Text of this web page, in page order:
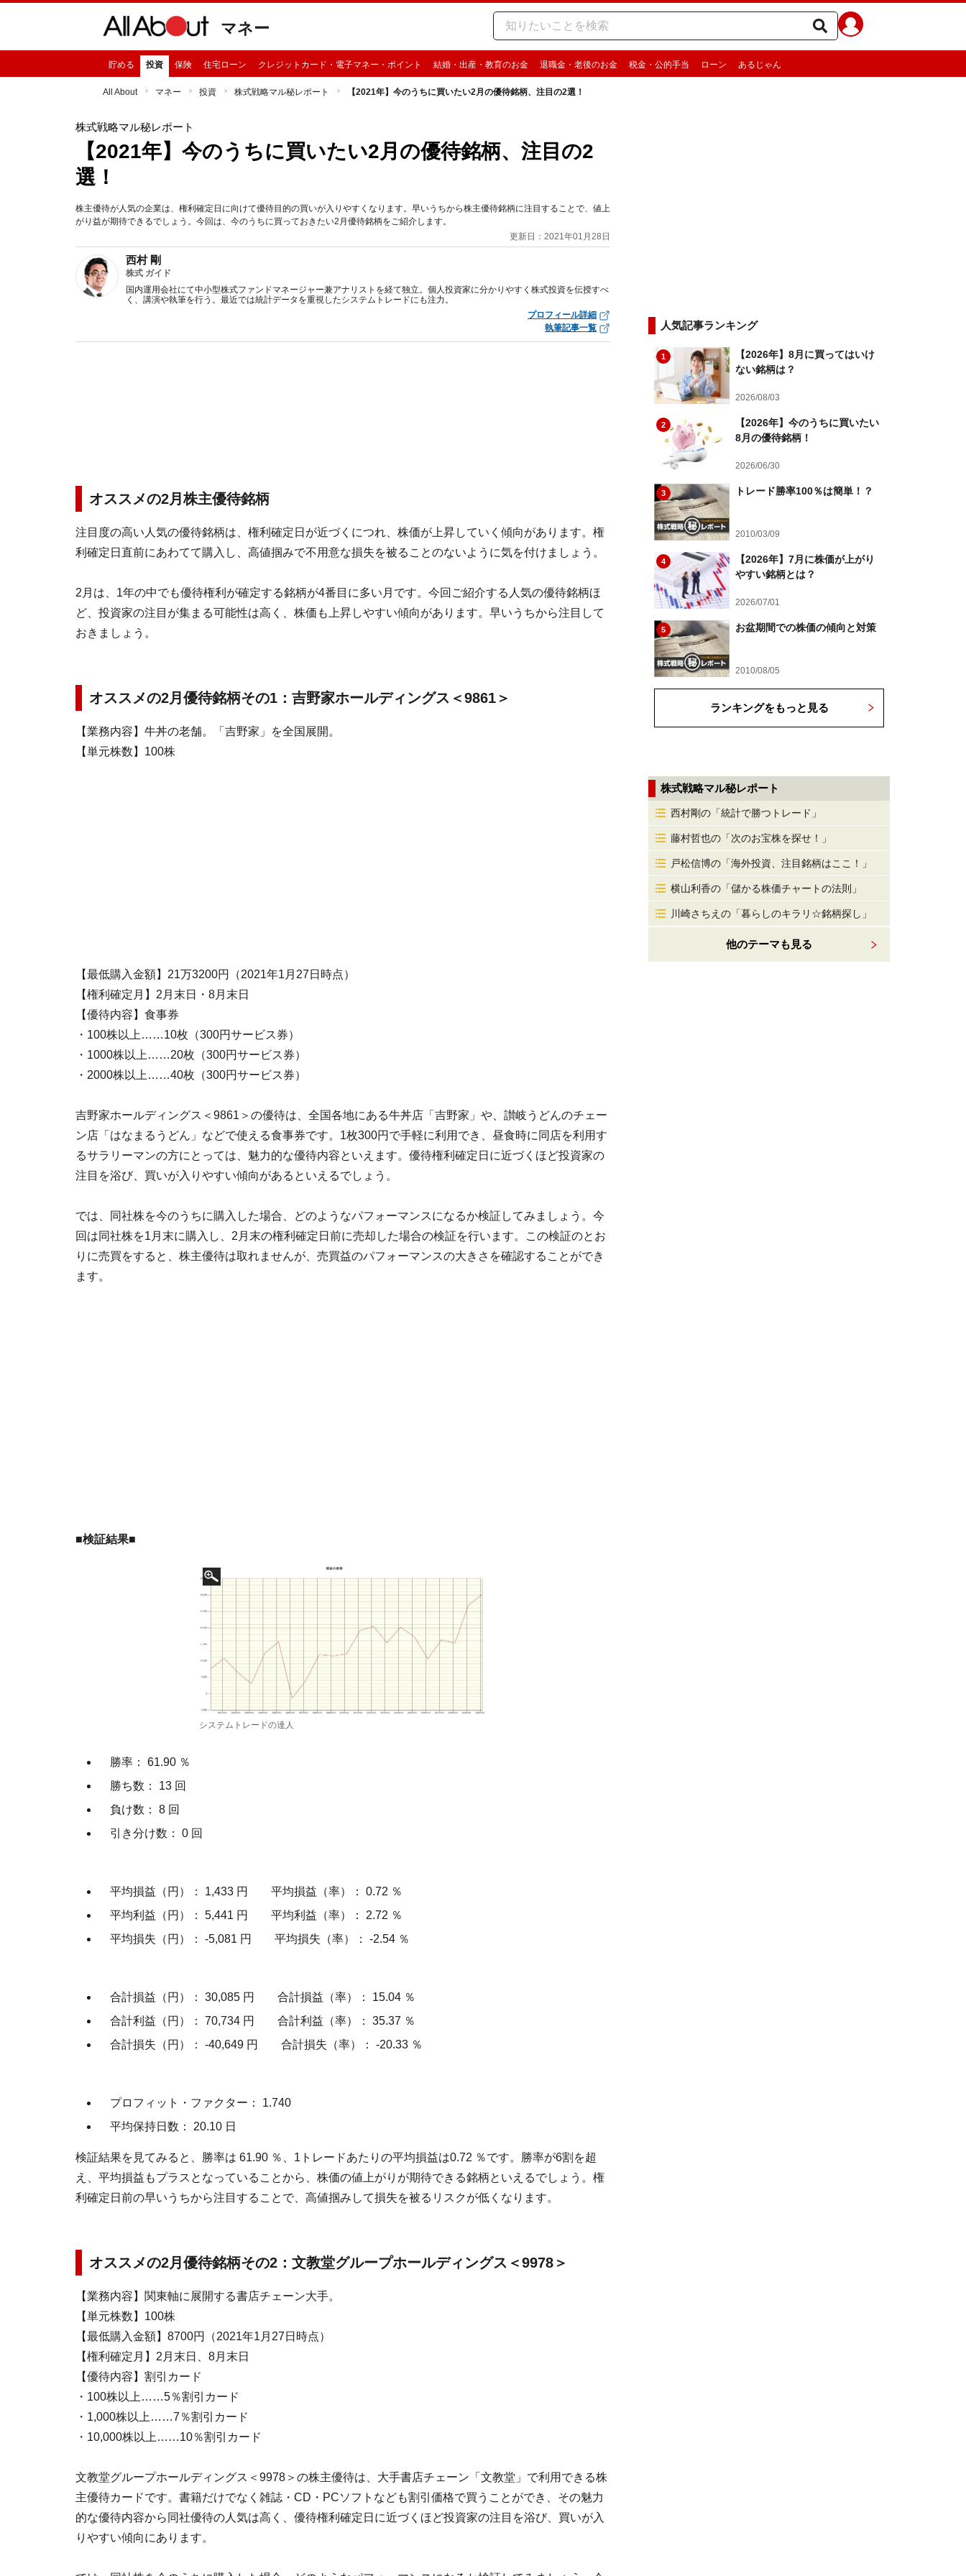
マネー
貯める 投資 保険 住宅ローン クレジットカード・電子マネー・ポイント 結婚・出産・教育のお金 退職金・老後のお金 税金・公的手当 ローン あるじゃん
All About マネー 投資 株式戦略マル秘レポート 【2021年】今のうちに買いたい2月の優待銘柄、注目の2選！
株式戦略マル秘レポート
【2021年】今のうちに買いたい2月の優待銘柄、注目の2
選！
株主優待が人気の企業は、権利確定日に向けて優待目的の買いが入りやすくなります。早いうちから株主優待銘柄に注目することで、値上
がり益が期待できるでしょう。今回は、今のうちに買っておきたい2月優待銘柄をご紹介します。
更新日：2021年01月28日
西村 剛
株式 ガイド
国内運用会社にて中小型株式ファンドマネージャー兼アナリストを経て独立。個人投資家に分かりやすく株式投資を伝授すべ
く、講演や執筆を行う。最近では統計データを重視したシステムトレードにも注力。
プロフィール詳細
執筆記事一覧
オススメの2月株主優待銘柄
注目度の高い人気の優待銘柄は、権利確定日が近づくにつれ、株価が上昇していく傾向があります。権
利確定日直前にあわてて購入し、高値掴みで不用意な損失を被ることのないように気を付けましょう。
2月は、1年の中でも優待権利が確定する銘柄が4番目に多い月です。今回ご紹介する人気の優待銘柄ほ
ど、投資家の注目が集まる可能性は高く、株価も上昇しやすい傾向があります。早いうちから注目して
おきましょう。
オススメの2月優待銘柄その1：吉野家ホールディングス＜9861＞
【業務内容】牛丼の老舗。「吉野家」を全国展開。
【単元株数】100株
【最低購入金額】21万3200円（2021年1月27日時点）
【権利確定月】2月末日・8月末日
【優待内容】食事券
・100株以上……10枚（300円サービス券）
・1000株以上……20枚（300円サービス券）
・2000株以上……40枚（300円サービス券）
吉野家ホールディングス＜9861＞の優待は、全国各地にある牛丼店「吉野家」や、讃岐うどんのチェー
ン店「はなまるうどん」などで使える食事券です。1枚300円で手軽に利用でき、昼食時に同店を利用す
るサラリーマンの方にとっては、魅力的な優待内容といえます。優待権利確定日に近づくほど投資家の
注目を浴び、買いが入りやすい傾向があるといえるでしょう。
では、同社株を今のうちに購入した場合、どのようなパフォーマンスになるか検証してみましょう。今
回は同社株を1月末に購入し、2月末の権利確定日前に売却した場合の検証を行います。この検証のとお
りに売買をすると、株主優待は取れませんが、売買益のパフォーマンスの大きさを確認することができ
ます。
■検証結果■
システムトレードの達人
勝率： 61.90 ％
勝ち数： 13 回
負け数： 8 回
引き分け数： 0 回
平均損益（円）： 1,433 円 平均損益（率）： 0.72 ％
平均利益（円）： 5,441 円 平均利益（率）： 2.72 ％
平均損失（円）： -5,081 円 平均損失（率）： -2.54 ％
合計損益（円）： 30,085 円 合計損益（率）： 15.04 ％
合計利益（円）： 70,734 円 合計利益（率）： 35.37 ％
合計損失（円）： -40,649 円 合計損失（率）： -20.33 ％
プロフィット・ファクター： 1.740
平均保持日数： 20.10 日
検証結果を見てみると、勝率は 61.90 ％、1トレードあたりの平均損益は0.72 ％です。勝率が6割を超
え、平均損益もプラスとなっていることから、株価の値上がりが期待できる銘柄といえるでしょう。権
利確定日前の早いうちから注目することで、高値掴みして損失を被るリスクが低くなります。
オススメの2月優待銘柄その2：文教堂グループホールディングス＜9978＞
【業務内容】関東軸に展開する書店チェーン大手。
【単元株数】100株
【最低購入金額】8700円（2021年1月27日時点）
【権利確定月】2月末日、8月末日
【優待内容】割引カード
・100株以上……5％割引カード
・1,000株以上……7％割引カード
・10,000株以上……10％割引カード
文教堂グループホールディングス＜9978＞の株主優待は、大手書店チェーン「文教堂」で利用できる株
主優待カードです。書籍だけでなく雑誌・CD・PCソフトなども割引価格で買うことができ、その魅力
的な優待内容から同社優待の人気は高く、優待権利確定日に近づくほど投資家の注目を浴び、買いが入
りやすい傾向にあります。
人気記事ランキング
1
【2026年】8月に買ってはいけ
ない銘柄は？
2026/08/03
2
【2026年】今のうちに買いたい
8月の優待銘柄！
2026/06/30
3 トレード勝率100％は簡単！？
2010/03/09
4
【2026年】7月に株価が上がり
やすい銘柄とは？
2026/07/01
5 お盆期間での株価の傾向と対策
2010/08/05
ランキングをもっと見る
株式戦略マル秘レポート
西村剛の「統計で勝つトレード」
藤村哲也の「次のお宝株を探せ！」
戸松信博の「海外投資、注目銘柄はここ！」
横山利香の「儲かる株価チャートの法則」
川崎さちえの「暮らしのキラリ☆銘柄探し」
他のテーマも見る